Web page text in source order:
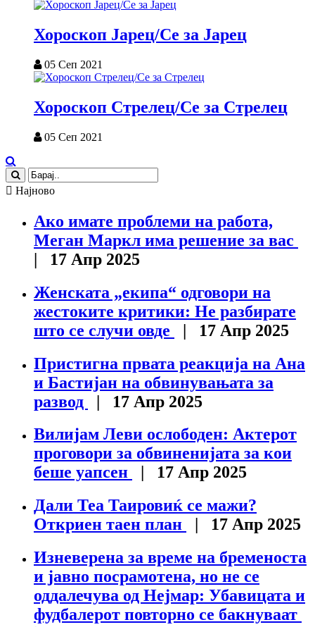
Хороскоп Јарец/Се за Јарец
05 Сеп 2021
Хороскоп Стрелец/Се за Стрелец
05 Сеп 2021
Најново
Ако имате проблеми на работа,
Меган Маркл има решение за вас
| 17 Апр 2025
Женската „екипа“ одговори на
жестоките критики: Не разбирате
што се случи овде
| 17 Апр 2025
Пристигна првата реакција на Ана
и Бастијан на обвинувањата за
развод
| 17 Апр 2025
Вилијам Леви ослободен: Актерот
проговори за обвиненијата за кои
беше уапсен
| 17 Апр 2025
Дали Теа Таировиќ се мажи?
Откриен таен план
| 17 Апр 2025
Изневерена за време на бременоста
и јавно посрамотена, но не се
оддалечува од Нејмар: Убавицата и
фудбалерот повторно се бакнуваат